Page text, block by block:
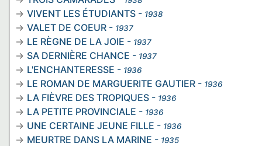
VIVENT LES ÉTUDIANTS - 1938
VALET DE COEUR - 1937
LE RÈGNE DE LA JOIE - 1937
SA DERNIÈRE CHANCE - 1937
L'ENCHANTERESSE - 1936
LE ROMAN DE MARGUERITE GAUTIER - 1936
LA FIÈVRE DES TROPIQUES - 1936
LA PETITE PROVINCIALE - 1936
UNE CERTAINE JEUNE FILLE - 1936
MEURTRE DANS LA MARINE - 1935